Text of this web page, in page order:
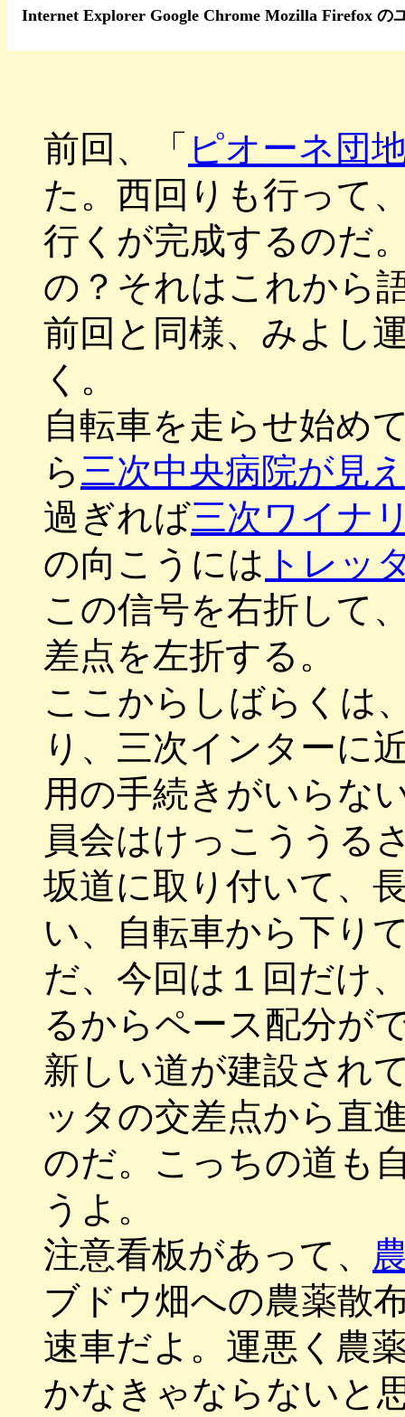
Internet Explorer Google Chrome Mozilla Firefox の
前回、「 ピオーネ団
た。西回りも行って
行くが完成するのだ
の？それはこれから
前回と同様、みよし
く。
自転車を走らせ始め
ら 三次中央病院が見
過ぎれば三次ワイナ
の向こうには トレッ
この信号を右折して
差点を左折する。
ここからしばらくは
り、三次インターに
用の手続きがいらな
員会はけっこううる
坂道に取り付いて、
い、自転車から下り
だ、今回は１回だけ
るからペース配分が
新しい道が建設され
ッタの交差点から直
のだ。こっちの道も
うよ。
注意看板があって、
ブドウ畑への農薬散
速車だよ。運悪く農
かなきゃならないと